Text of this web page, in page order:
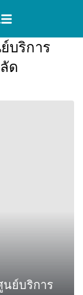
บริการ
ด
ย์บริการ